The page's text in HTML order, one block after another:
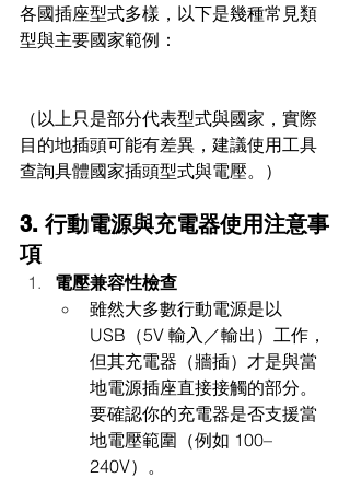
各國插座型式多樣，以下是幾種常見類
型與主要國家範例：
（以上只是部分代表型式與國家，實際
目的地插頭可能有差異，建議使用工具
查詢具體國家插頭型式與電壓。）
3. 行動電源與充電器使用注意事
項
電壓兼容性檢查
雖然大多數行動電源是以
USB（5V 輸入／輸出）工作，
但其充電器（牆插）才是與當
地電源插座直接接觸的部分。
要確認你的充電器是否支援當
地電壓範圍（例如 100–
240V）。